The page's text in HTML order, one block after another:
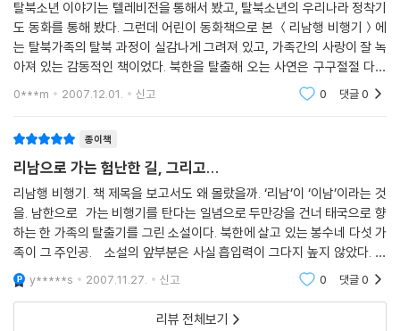
탈북소년 이야기는 텔레비전을 통해서 봤고, 탈북소년의 우리나라 정착기
도 동화를 통해 봤다. 그런데 어린이 동화책으로 본 ＜리남행 비행기＞에
는 탈북가족의 탈북 과정이 실감나게 그려져 있고, 가족간의 사랑이 잘 녹
아져 있는 감동적인 책이었다. 북한을 탈출해 오는 사연은 구구절절 다양
하겠지만 어쩔 수 없이 정붙이고 살던 곳을 등지고 떠나는 마음이 오죽할
0***m 2007.12.01. 신고 0 댓글0
종이책
리남으로 가는 험난한 길, 그리고...
리남행 비행기. 책 제목을 보고서도 왜 몰랐을까. ‘리남’이 ‘이남’이라는 것
을. 남한으로 가는 비행기를 탄다는 일념으로 두만강을 건너 태국으로 향
하는 한 가족의 탈출기를 그린 소설이다. 북한에 살고 있는 봉수네 다섯 가
족이 그 주인공. 소설의 앞부분은 사실 흡입력이 그다지 높지 않았다. 매
끄럽게 읽히지 않았던 것은 아마도 낯선 말들이 많이 나오고, 다소 복잡한
y*****s 2007.11.27. 신고 0 댓글0
리뷰 전체보기